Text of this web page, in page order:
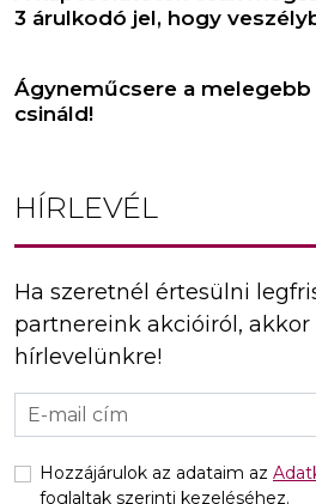
3 árulkodó jel, hogy
Ágyneműcsere a melegebb
csináld!
HÍRLEVÉL
Ha szeretnél értesülni
partnereink akcióiról, akkor
hírlevelünkre!
Hozzájárulok az adataim az
foglaltak szerinti kezeléséhez.